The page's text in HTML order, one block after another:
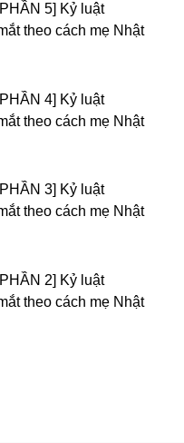
5] Kỷ luật
theo cách mẹ Nhật
4] Kỷ luật
theo cách mẹ Nhật
3] Kỷ luật
theo cách mẹ Nhật
2] Kỷ luật
theo cách mẹ Nhật